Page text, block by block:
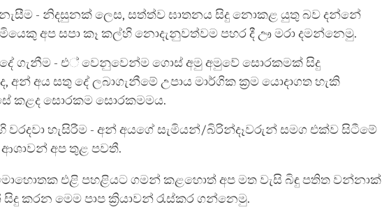
- නිදසුනක් ලෙස, සත්ත්ව ඝාතනය සිදු නොකළ යුතු බව දන්නේ
අප සපා කෑ කල්හි නොදැනුවත්වම පහර දී ඌ මරා දමන්නෙමු.
ගැනීම - එ් වෙනුවෙන්ම ගොස් අමු අමුවේ සොරකමක් සිදු
අය සතු දේ ලබාගැනීමේ උපාය මාර්ගික ක්‍රම යොදාගත හැකි
කළද සොරකම සොරකමමය.
වරදවා හැසිරීම - අන් අයගේ සැමියන්/බිරින්දෑවරුන් සමග එක්ව සිටීමේ
අප තුළ පවතී.
එළි පහළියට ගමන් කළහොත් අප මත වැසි බිඳු පතිත වන්නාක්
කරන මෙම පාප ක්‍රියාවන් රැස්කර ගන්නෙමු.